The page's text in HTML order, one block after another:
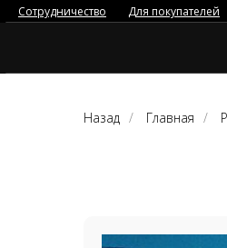
Сотрудничество Для покупателей
Назад / Главная /